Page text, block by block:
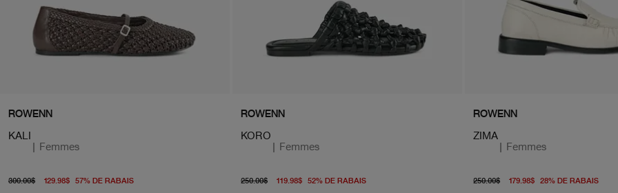
ROWENN
KALI
| Femmes
300.00$ prix d'origine 300.00$
129.98$ 57% DE RABAISÀ partir du prix actuel 129.98$
ROWENN
KORO
| Femmes
250.00$ prix d'origine 250.00$
119.98$ 52% DE RABAISÀ partir du prix actuel 119.98$
ROWENN
ZIMA
| Femmes
250.00$ prix d'origine 250.00$
179.98$ 28% DE RABAISÀ